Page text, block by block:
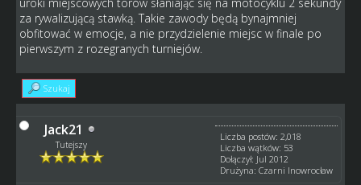
za rywalizującą stawką. Takie zawody będą bynajmniej
obfitować w emocje, a nie przydzielenie miejsc w finale po
pierwszym z rozegranych turniejów.
Szukaj
Jack21
Tutejszy
Liczba postów: 2,018
Liczba wątków: 53
Dołączył: Jul 2012
Drużyna: Czarni Inowrocław